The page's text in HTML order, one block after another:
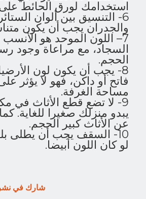
استخدامك لورق الحائط
6- التنسيق بين ألوان
والجدران يجب أن يكون
7– اللون الموحد هو
السجاد، مع مراعاة وجود
الحجم.
8- يجب أن يكون لون
فاتح أو داكن، فهو لا يؤثر
مساحة الغرفة.
9- لا تضع قطع الأثاث في
يبدو منزلك صغيرا للغاية.
عن الأثاث كبير الحجم.
10- السقف يجب أن يطلى
لو كان اللون أبيضا.
شارك في